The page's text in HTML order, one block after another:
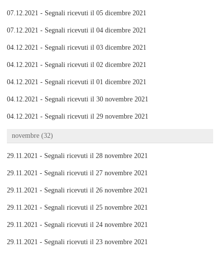
07.12.2021 - Segnali ricevuti il 05 dicembre 2021
07.12.2021 - Segnali ricevuti il 04 dicembre 2021
04.12.2021 - Segnali ricevuti il 03 dicembre 2021
04.12.2021 - Segnali ricevuti il 02 dicembre 2021
04.12.2021 - Segnali ricevuti il 01 dicembre 2021
04.12.2021 - Segnali ricevuti il 30 novembre 2021
04.12.2021 - Segnali ricevuti il 29 novembre 2021
novembre (32)
29.11.2021 - Segnali ricevuti il 28 novembre 2021
29.11.2021 - Segnali ricevuti il 27 novembre 2021
29.11.2021 - Segnali ricevuti il 26 novembre 2021
29.11.2021 - Segnali ricevuti il 25 novembre 2021
29.11.2021 - Segnali ricevuti il 24 novembre 2021
29.11.2021 - Segnali ricevuti il 23 novembre 2021